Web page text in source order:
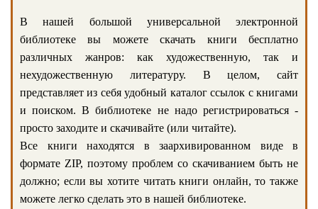
В нашей большой универсальной электронной
библиотеке вы можете скачать книги бесплатно
различных жанров: как художественную, так и
нехудожественную литературу. В целом, сайт
представляет из себя удобный каталог ссылок с книгами
и поиском. В библиотеке не надо регистрироваться -
просто заходите и скачивайте (или читайте).
Все книги находятся в заархивированном виде в
формате ZIP, поэтому проблем со скачиванием быть не
должно; если вы хотите читать книги онлайн, то также
можете легко сделать это в нашей библиотеке.